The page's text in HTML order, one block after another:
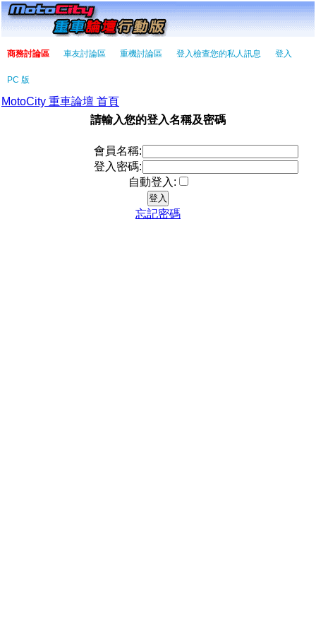
商務討論區 車友討論區 重機討論區 登入檢查您的私人訊息 登入
PC 版
MotoCity 重車論壇 首頁
請輸入您的登入名稱及密碼
會員名稱:
登入密碼:
自動登入:
忘記密碼